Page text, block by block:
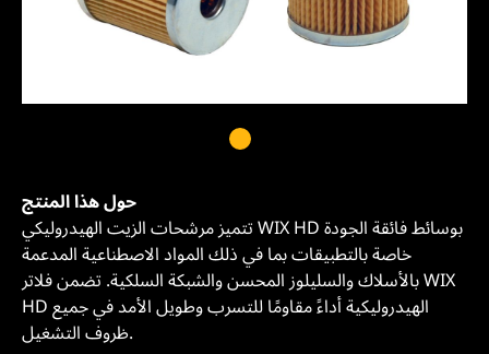
حول هذا المنتج
تتميز مرشحات الزيت الهيدروليكي WIX HD بوسائط فائقة الجودة
خاصة بالتطبيقات بما في ذلك المواد الاصطناعية المدعمة
بالأسلاك والسليلوز المحسن والشبكة السلكية. تضمن فلاتر WIX
HD الهيدروليكية أداءً مقاومًا للتسرب وطويل الأمد في جميع
ظروف التشغيل.